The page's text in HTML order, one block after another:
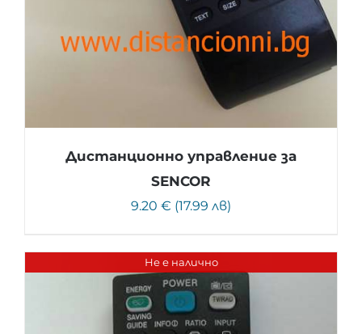
Дистанционно управление за
SENCOR
9.20 € (17.99 лв)
Не е налично